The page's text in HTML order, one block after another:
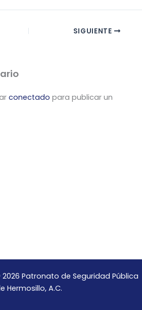
SIGUIENTE
conectado para publicar un
Patronato de Seguridad Pública
Hermosillo, A.C.